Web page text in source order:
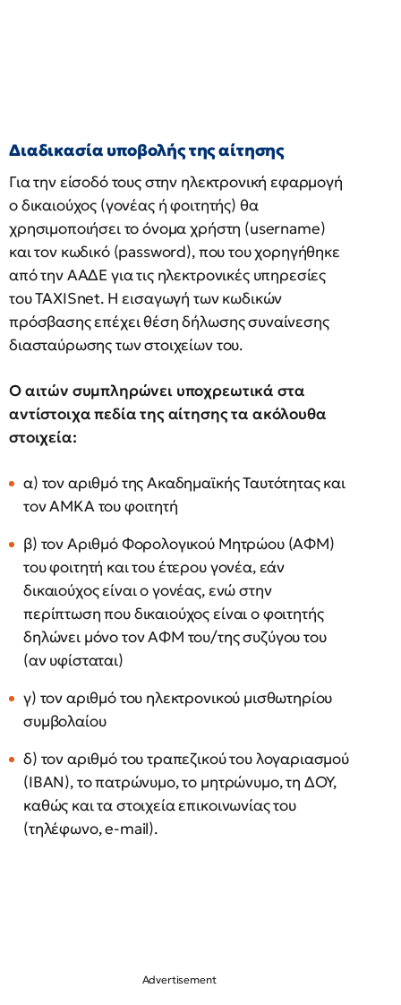
Διαδικασία υποβολής της αίτησης
Για την είσοδό τους στην ηλεκτρονική εφαρμογή
ο δικαιούχος (γονέας ή φοιτητής) θα
χρησιμοποιήσει το όνομα χρήστη (username)
και τον κωδικό (password), που του χορηγήθηκε
από την ΑΑΔΕ για τις ηλεκτρονικές υπηρεσίες
του TAXISnet. Η εισαγωγή των κωδικών
πρόσβασης επέχει θέση δήλωσης συναίνεσης
διασταύρωσης των στοιχείων του.
Ο αιτών συμπληρώνει υποχρεωτικά στα
αντίστοιχα πεδία της αίτησης τα ακόλουθα
στοιχεία:
α) τον αριθμό της Ακαδημαϊκής Ταυτότητας και
τον ΑΜΚΑ του φοιτητή
β) τον Αριθμό Φορολογικού Μητρώου (ΑΦΜ)
του φοιτητή και του έτερου γονέα, εάν
δικαιούχος είναι ο γονέας, ενώ στην
περίπτωση που δικαιούχος είναι ο φοιτητής
δηλώνει μόνο τον ΑΦΜ του/της συζύγου του
(αν υφίσταται)
γ) τον αριθμό του ηλεκτρονικού μισθωτηρίου
συμβολαίου
δ) τον αριθμό του τραπεζικού του λογαριασμού
(ΙΒΑΝ), το πατρώνυμο, το μητρώνυμο, τη ΔΟΥ,
καθώς και τα στοιχεία επικοινωνίας του
(τηλέφωνο, e-mail).